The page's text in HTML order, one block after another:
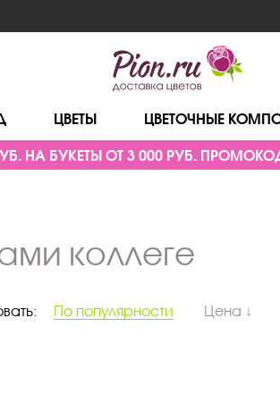
ЦВЕТЫ ЦВЕТОЧНЫЕ
НА БУКЕТЫ ОТ 3 000 РУБ.
коллеге
По популярности Цена ↓